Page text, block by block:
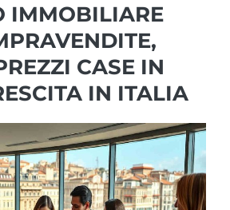
IMMOBILIARE
CASE IN
IN ITALIA